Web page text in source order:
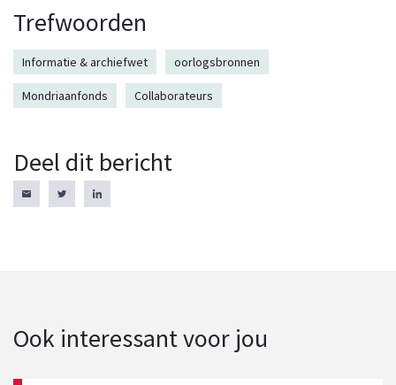
Trefwoorden
Informatie & archiefwet oorlogsbronnen
Mondriaanfonds Collaborateurs
Deel dit bericht
Ook interessant voor jou